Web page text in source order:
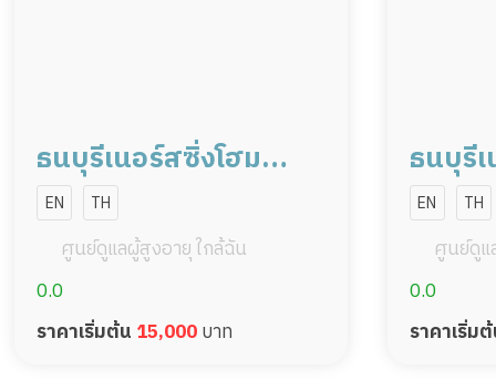
ธนบุรีเนอร์สซิ่งโฮม
สาขาหมู่บ้านเศรษฐกิจ
22-20 (บ้านนพณรงค์)
EN TH
ศูนย์ดูแลผู้สูงอายุ ใกล้ฉัน
0.0
ราคาเริ่มต้น 15,000บาท
ธนบุรี
สาขา
EN TH
ศูนย์ดูแ
0.0
ราคาเริ่ม